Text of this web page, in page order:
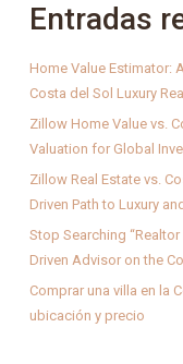
Entradas
Home Value Estimator:
Costa del Sol Luxury
Zillow Home Value vs.
Valuation for Global
Zillow Real Estate vs.
Driven Path to Luxury
Stop Searching “Realtor
Driven Advisor on the
Comprar una villa en la
ubicación y precio